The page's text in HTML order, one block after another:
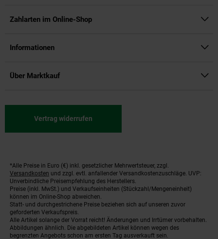
Zahlarten im Online-Shop
Informationen
Über Marktkauf
Vertrag widerrufen
Fußnoten
*Alle Preise in Euro (€) inkl. gesetzlicher Mehrwertsteuer, zzgl.
Versandkosten und zzgl. evtl. anfallender Versandkostenzuschläge. UVP:
Unverbindliche Preisempfehlung des Herstellers.
Preise (inkl. MwSt.) und Verkaufseinheiten (Stückzahl/Mengeneinheit)
können im Online-Shop abweichen.
Statt- und durchgestrichene Preise beziehen sich auf unseren zuvor
geforderten Verkaufspreis.
Alle Artikel solange der Vorrat reicht! Änderungen und Irrtümer vorbehalten.
Abbildungen ähnlich. Die abgebildeten Artikel können wegen des
begrenzten Angebots schon am ersten Tag ausverkauft sein.